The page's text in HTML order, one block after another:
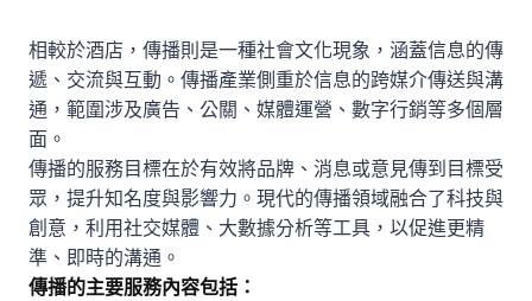
相較於酒店，傳播則是一種社會文化現象，涵蓋信息的傳
遞、交流與互動。傳播產業側重於信息的跨媒介傳送與溝
通，範圍涉及廣告、公關、媒體運營、數字行銷等多個層
面。
傳播的服務目標在於有效將品牌、消息或意見傳到目標受
眾，提升知名度與影響力。現代的傳播領域融合了科技與
創意，利用社交媒體、大數據分析等工具，以促進更精
準、即時的溝通。
傳播的主要服務內容包括：